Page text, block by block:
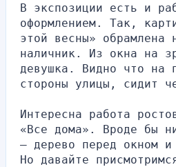
В экспозиции есть и
оформлением. Так,
этой весны»
наличник. Из окна на
девушка. Видно что на
стороны улицы, сидит
Интересна работа
«Все дома». Вроде бы
– дерево перед окном и
Но давайте